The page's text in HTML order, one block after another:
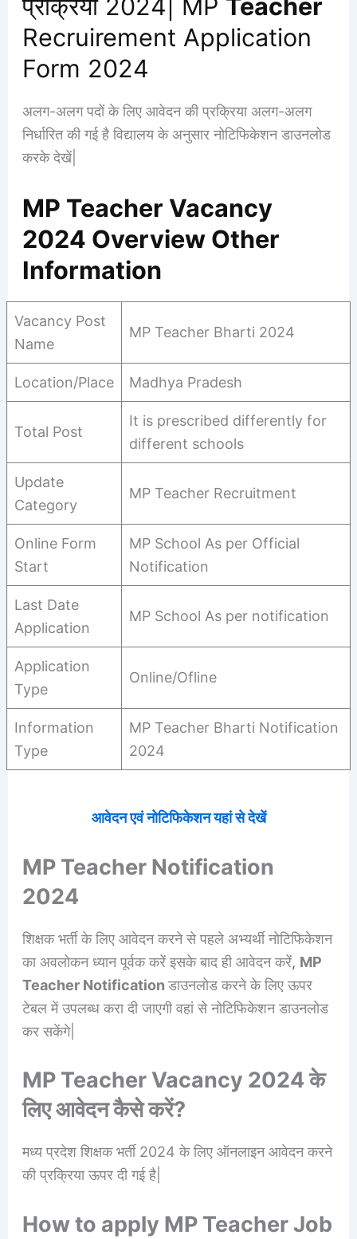
प्रक्रिया 2024| MP Teacher
Recruirement Application
Form 2024
अलग-अलग पदों के लिए आवेदन की प्रक्रिया अलग-अलग
निर्धारित की गई है विद्यालय के अनुसार नोटिफिकेशन डाउनलोड
करके देखें|
MP Teacher Vacancy
2024 Overview Other
Information
Vacancy Post
Name
MP Teacher Bharti 2024
Location/Place Madhya Pradesh
Total Post
It is prescribed differently for
different schools
Update
Category
MP Teacher Recruitment
Online Form
Start
MP School As per Official
Notification
Last Date
Application
MP School As per notification
Application
Type
Online/Ofline
Information
Type
MP Teacher Bharti Notification
2024
आवेदन एवं नोटिफिकेशन यहां से देखें
MP Teacher Notification
2024
शिक्षक भर्ती के लिए आवेदन करने से पहले अभ्यर्थी नोटिफिकेशन
का अवलोकन ध्यान पूर्वक करें इसके बाद ही आवेदन करें, MP
Teacher Notificationडाउनलोड करने के लिए ऊपर
टेबल में उपलब्ध करा दी जाएगी वहां से नोटिफिकेशन डाउनलोड
कर सकेंगे|
MP Teacher Vacancy 2024 के
लिए आवेदन कैसे करें?
मध्य प्रदेश शिक्षक भर्ती 2024 के लिए ऑनलाइन आवेदन करने
की प्रक्रिया ऊपर दी गई है|
How to apply MP Teacher Job